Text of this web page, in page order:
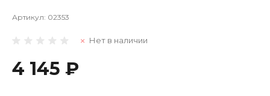
Артикул: 02353
Нет в наличии
4 145 ₽